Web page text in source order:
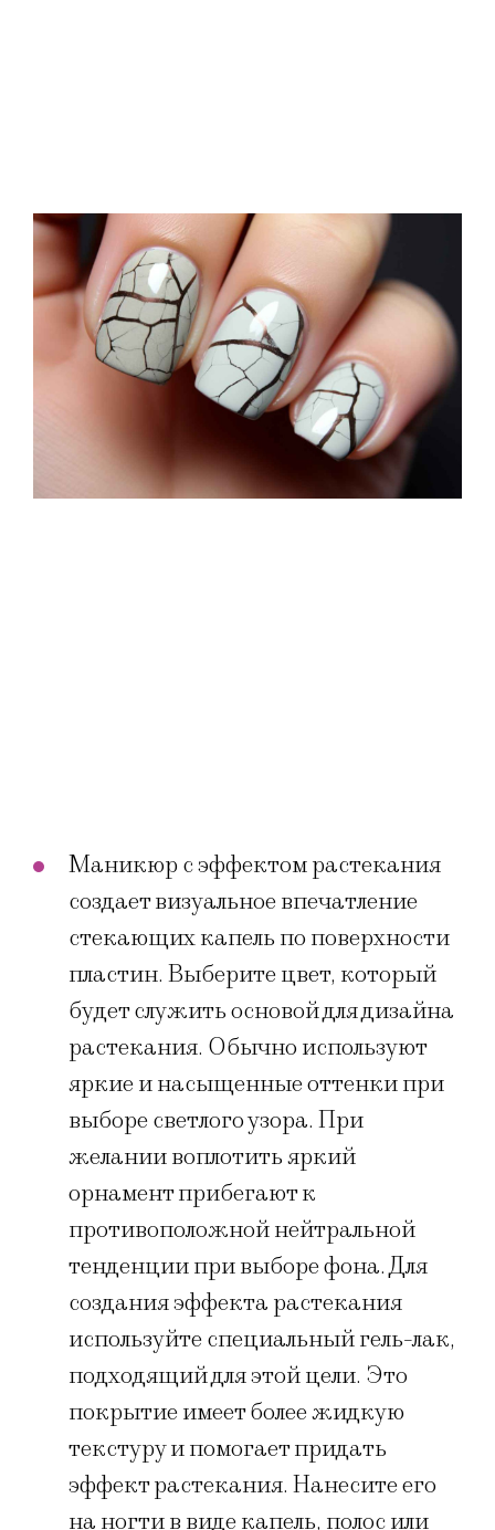
Маникюр с эффектом растекания
создает визуальное впечатление
стекающих капель по поверхности
пластин. Выберите цвет, который
будет служить основой для дизайна
растекания. Обычно используют
яркие и насыщенные оттенки при
выборе светлого узора. При
желании воплотить яркий
орнамент прибегают к
противоположной нейтральной
тенденции при выборе фона. Для
создания эффекта растекания
используйте специальный гель-лак,
подходящий для этой цели. Это
покрытие имеет более жидкую
текстуру и помогает придать
эффект растекания. Нанесите его
на ногти в виде капель, полос или